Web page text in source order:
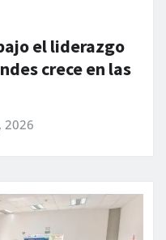
el liderazgo
crece en las
2026